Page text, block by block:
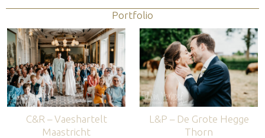
Portfolio
C&R – Vaeshartelt
Maastricht
L&P – De Grote Hegge
Thorn